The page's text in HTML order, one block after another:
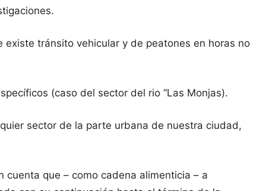
tránsito vehicular y de peatones en horas no
(caso del sector del rio “Las Monjas).
sector de la parte urbana de nuestra ciudad,
que – como cadena alimenticia – a